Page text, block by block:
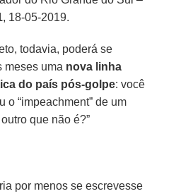
, 18-05-2019.
todavia, poderá se
meses uma nova linha
do país pós-golpe: você
o “impeachment” de um
que não é?”
por menos se escrevesse